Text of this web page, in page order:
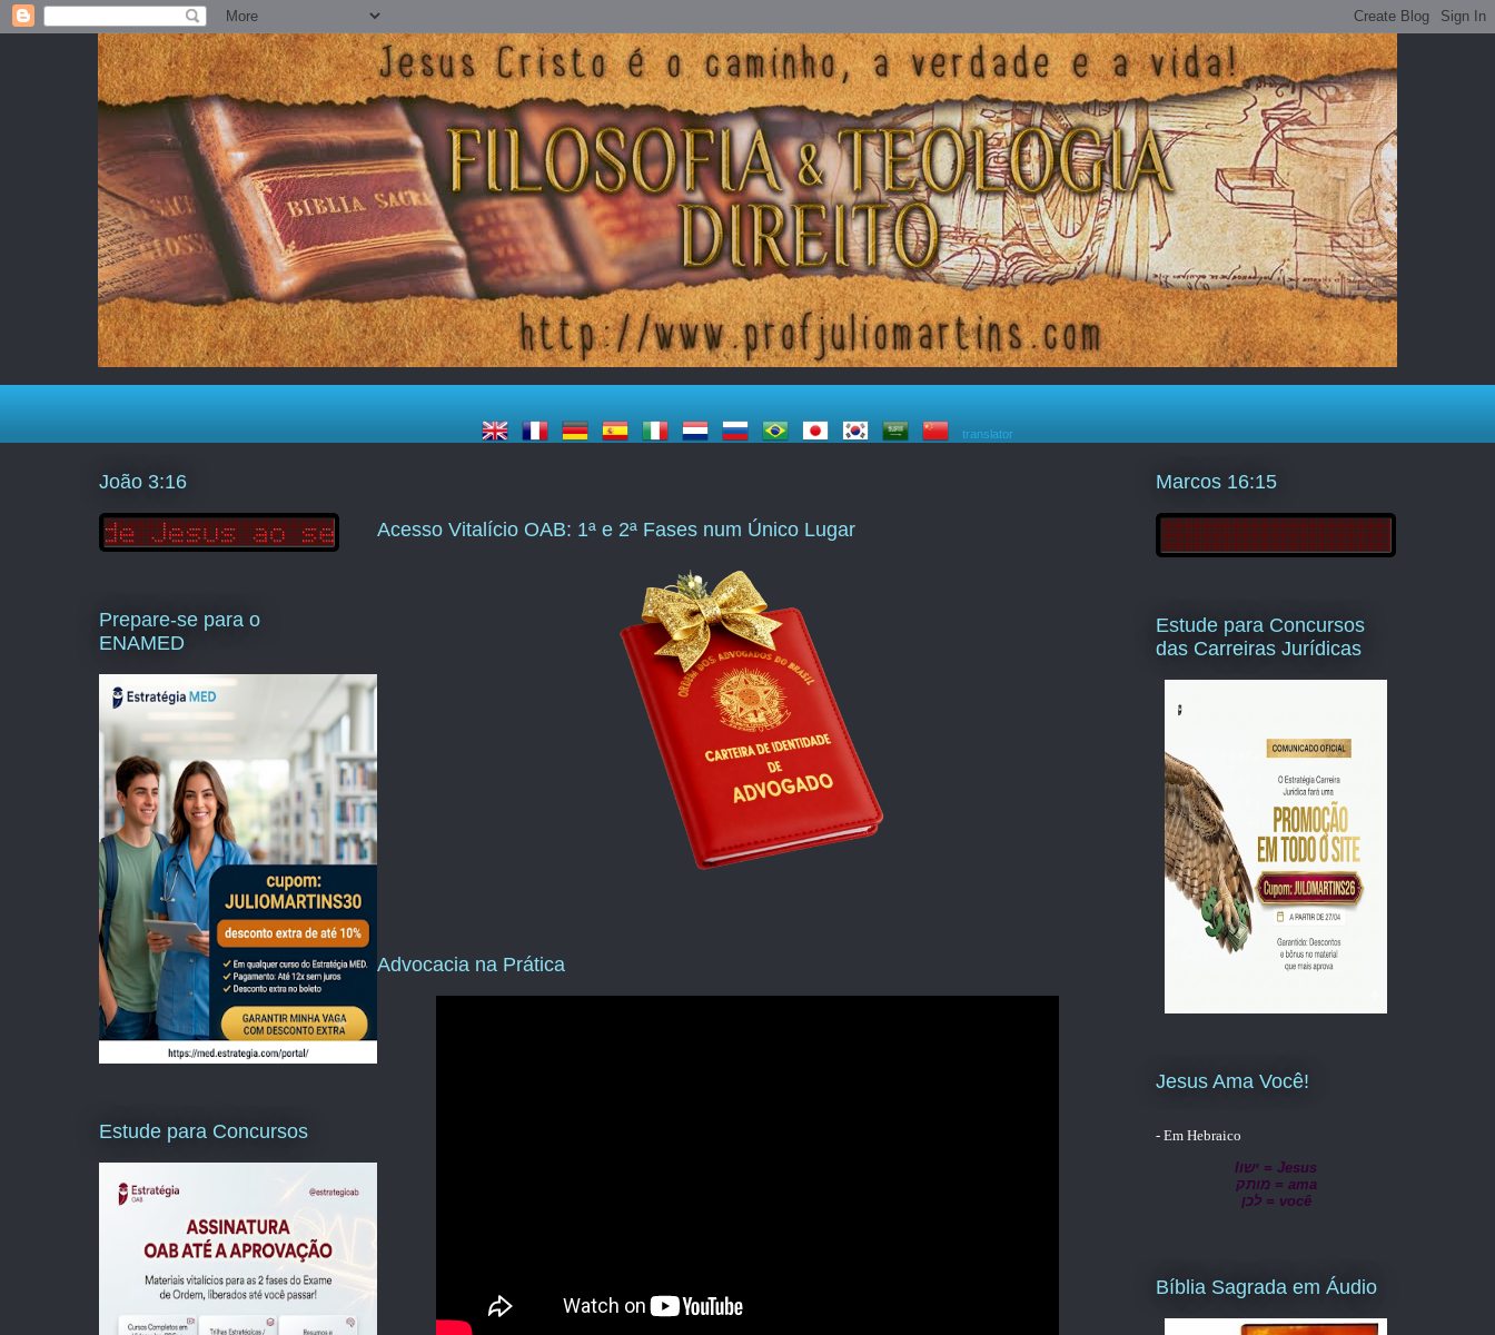
translator
Acesso Vitalício OAB: 1ª e 2ª Fases num Único Lugar
Advocacia na Prática
João 3:16
Prepare-se para o
ENAMED
Estude para Concursos
Marcos 16:15
Estude para Concursos
das Carreiras Jurídicas
Jesus Ama Você!
- Em Hebraico
lישו = Jesus
מותק = ama
לכן = você
Bíblia Sagrada em Áudio